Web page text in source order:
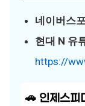
네이버스
현대 N 유
https://
🚗 인제스피